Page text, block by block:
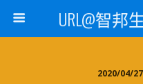
URL@智邦
2020/04/